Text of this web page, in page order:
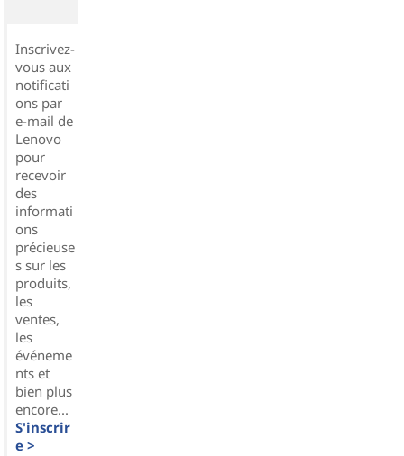
Inscrivez-
vous aux
notificati
ons par
e-mail de
Lenovo
pour
recevoir
des
informati
ons
précieuse
s sur les
produits,
les
ventes,
les
événeme
nts et
bien plus
encore...
S'inscrir
e >